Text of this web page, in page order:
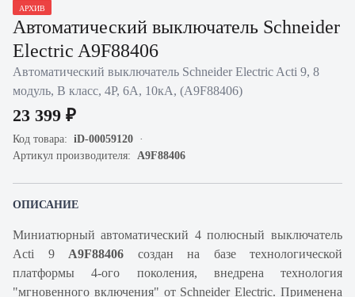
АРХИВ
Автоматический выключатель Schneider
Electric A9F88406
Автоматический выключатель Schneider Electric Acti 9, 8
модуль, B класс, 4P, 6А, 10кА, (A9F88406)
23 399 ₽
Код товара: iD-00059120
Артикул производителя: A9F88406
ОПИСАНИЕ
Миниатюрный автоматический 4 полюсный выключатель
Acti 9 A9F88406 создан на базе технологической
платформы 4-ого поколения, внедрена технология
"мгновенного включения" от Schneider Electric. Применена